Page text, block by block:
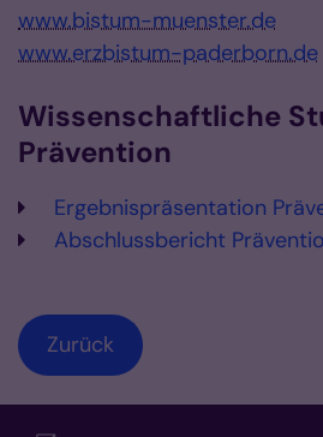
www.bistum-muenster.de
www.erzbistum-paderborn.de
Wissenschaftliche
Prävention
Ergebnispräsentation
Abschlussbericht
Zurück